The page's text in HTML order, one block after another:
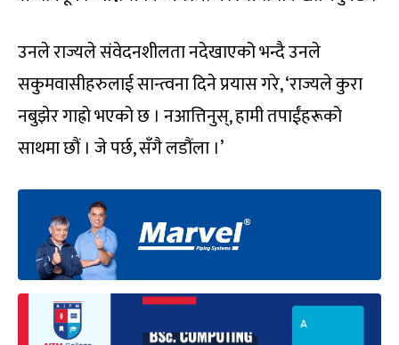
उनले राज्यले संवेदनशीलता नदेखाएको भन्दै उनले
सकुमवासीहरुलाई सान्त्वना दिने प्रयास गरे, ‘राज्यले कुरा
नबुझेर गाह्रो भएको छ । नआत्तिनुस्, हामी तपाईंहरूको
साथमा छौं । जे पर्छ, सँगै लडौंला ।’